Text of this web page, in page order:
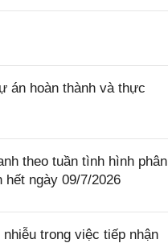
án hoàn thành và thực
theo tuần tình hình phân
ngày 09/7/2026
trong việc tiếp nhận